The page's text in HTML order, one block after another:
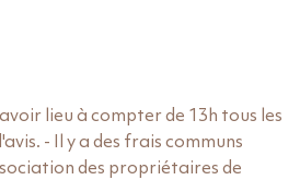
lieu à compter de 13h tous les
- Il y a des frais communs
des propriétaires de